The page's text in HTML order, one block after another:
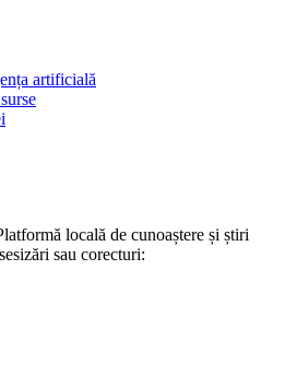
artificială
locală de cunoaștere și știri
sau corecturi: